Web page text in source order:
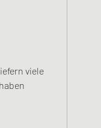
viele